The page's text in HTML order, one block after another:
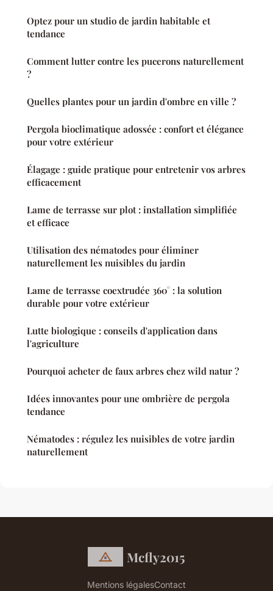
Optez pour un studio de jardin habitable et
tendance
Comment lutter contre les pucerons naturellement
?
Quelles plantes pour un jardin d'ombre en ville ?
Pergola bioclimatique adossée : confort et élégance
pour votre extérieur
Élagage : guide pratique pour entretenir vos arbres
efficacement
Lame de terrasse sur plot : installation simplifiée
et efficace
Utilisation des nématodes pour éliminer
naturellement les nuisibles du jardin
Lame de terrasse coextrudée 360° : la solution
durable pour votre extérieur
Lutte biologique : conseils d'application dans
l'agriculture
Pourquoi acheter de faux arbres chez wild natur ?
Idées innovantes pour une ombrière de pergola
tendance
Nématodes : régulez les nuisibles de votre jardin
naturellement
Mcfly2015
Mentions légalesContact